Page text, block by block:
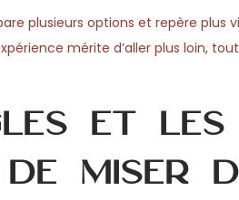
plusieurs options et repère plus
mérite d’aller plus loin,
et les
miser